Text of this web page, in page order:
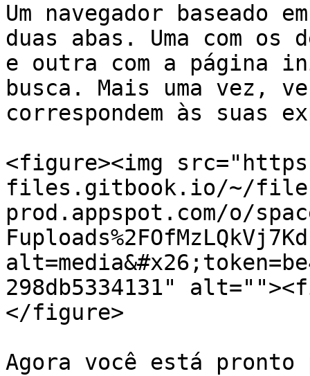
Um navegador baseado
duas abas. Uma com
e outra com a página
busca. Mais uma vez,
correspondem às suas
<figure><img
files.gitbook.io/~/
prod.appspot.com/o/
298db5334131"
</figure>
Agora você está pronto